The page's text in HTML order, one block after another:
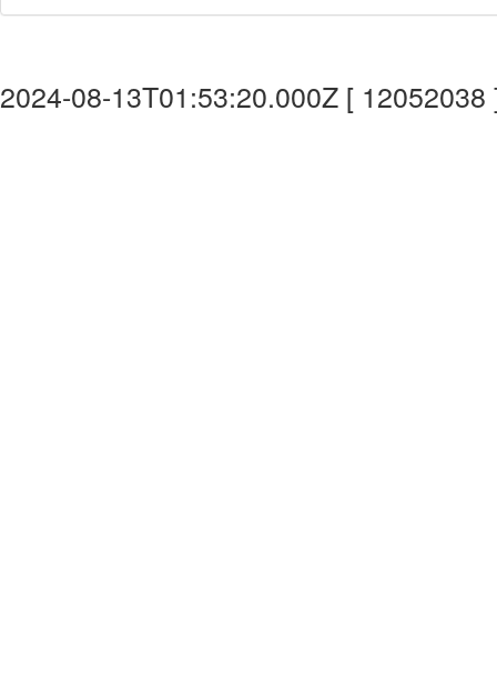
2024-08-13T01:53:20.000Z [ 12052038